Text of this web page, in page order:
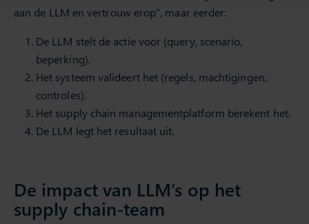
aan de LLM en vertrouw erop”, maar eerder:
De LLM stelt de actie voor (query, scenario,
beperking).
Het systeem valideert het (regels, machtigingen,
controles).
Het supply chain managementplatform berekent het.
De LLM legt het resultaat uit.
De impact van LLM’s op het
supply chain-team